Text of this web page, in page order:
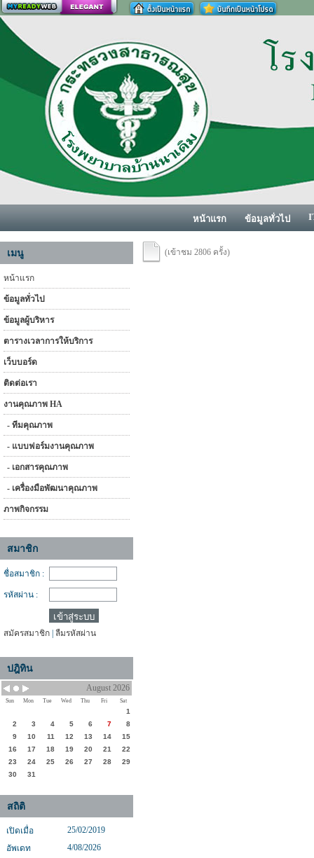
สร้างเว็บ
หน้าแรก ข้อมูลทั่วไป
เมนู
หน้าแรก
ข้อมูลทั่วไป
ข้อมูลผู้บริหาร
ตารางเวลาการให้บริการ
เว็บบอร์ด
ติดต่อเรา
งานคุณภาพ HA
- ทีมคุณภาพ
- แบบฟอร์มงานคุณภาพ
- เอกสารคุณภาพ
- เครื่องมือพัฒนาคุณภาพ
ภาพกิจกรรม
สมาชิก
ชื่อสมาชิก :
รหัสผ่าน :
สมัครสมาชิก ลืมรหัสผ่าน
ปฎิทิน
August 2026
Sun Mon Tue Wed Thu Fri Sat
1
2
3 4 5 6 7
8
9
10 11 12 13 14
15
16
17 18 19 20 21
22
23
24 25 26 27 28
29
30
31
สถิติ
เปิดเมื่อ
25/02/2019
อัพเดท
4/08/2026
(เข้าชม 2806 ครั้ง)